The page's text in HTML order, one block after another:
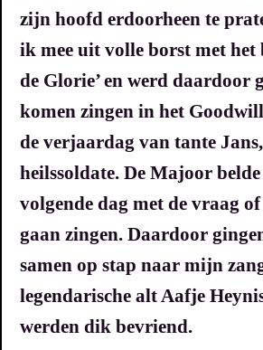
zijn hoofd erdoorheen te
ik mee uit volle borst met het
de Glorie’ en werd daardoor
komen zingen in het
de verjaardag van tante Jans,
heilssoldate. De Majoor
volgende dag met de vraag
gaan zingen. Daardoor
samen op stap naar mijn
legendarische alt Aafje
werden dik bevriend.